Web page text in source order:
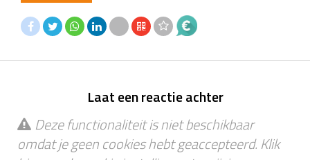
Laat een reactie achter
Deze functionaliteit is niet beschikbaar
omdat je geen cookies hebt geaccepteerd. Klik